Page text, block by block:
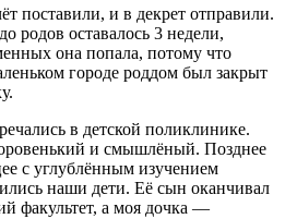
поставили, и в декрет отправили.
родов оставалось 3 недели,
она попала, потому что
городе роддом был закрыт
в детской поликлинике.
и смышлёный. Позднее
с углублённым изучением
наши дети. Её сын оканчивал
факультет, а моя дочка —